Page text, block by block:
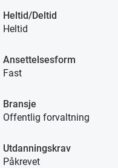
Heltid/Deltid
Heltid
Ansettelsesform
Fast
Bransje
Offentlig forvaltning
Utdanningskrav
Påkrevet